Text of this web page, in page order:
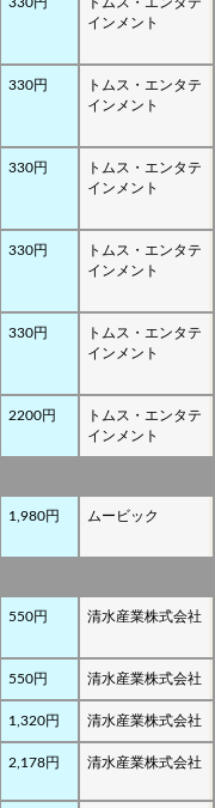
インメント
330円
トムス・エンタテ
インメント
330円
トムス・エンタテ
インメント
330円
トムス・エンタテ
インメント
330円
トムス・エンタテ
インメント
2200円
トムス・エンタテ
インメント
1,980円 ムービック
550円 清水産業株式会社
550円 清水産業株式会社
1,320円 清水産業株式会社
2,178円 清水産業株式会社